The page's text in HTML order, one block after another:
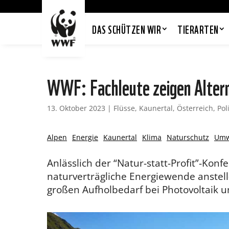
DAS SCHÜTZEN WIR TIERARTEN
WWF: Fachleute zeigen
13. Oktober 2023 | Flüsse, Kaunertal, Österreich,
Alpen Energie Kaunertal Klima Naturschutz
Anlässlich der “Natur-statt-Profit”-
naturverträgliche Energiewende
großen Aufholbedarf bei Photovoltaik